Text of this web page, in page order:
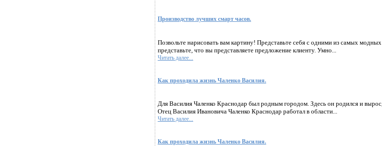
Производство лучших смарт часов.
Позвольте нарисовать вам картину! Представьте себя с одними из самых
представьте, что вы представляете предложение клиенту. Умно...
Читать далее...
Как проходила жизнь Чаленко Василия.
Для Василия Чаленко Краснодар был родным городом. Здесь он родился и
Отец Василия Ивановича Чаленко Краснодар работал в области...
Читать далее...
Как проходила жизнь Чаленко Василия.